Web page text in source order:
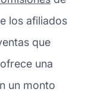
los afiliados
que
una
un monto